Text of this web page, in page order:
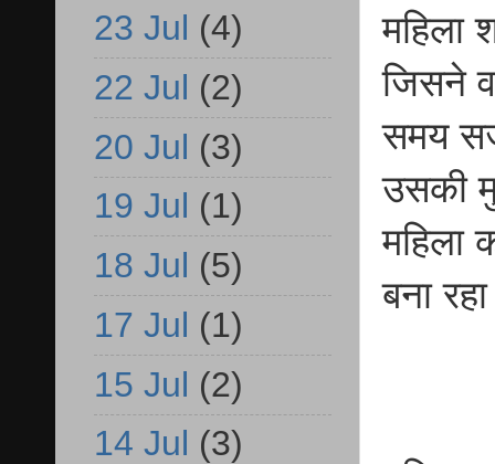
महिला
जिसने
समय
उसकी
महिला
बना
23 Jul (4)
22 Jul (2)
20 Jul (3)
19 Jul (1)
18 Jul (5)
17 Jul (1)
15 Jul (2)
14 Jul (3)